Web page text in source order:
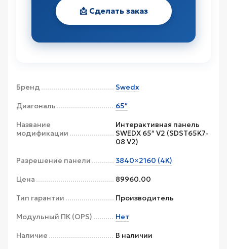
📩 Сделать заказ
Бренд Swedx
Диагональ 65″
Название
модификации
Интерактивная панель
SWEDX 65″ V2 (SDST65K7-
08 V2)
Разрешение панели 3840×2160 (4K)
Цена 89960.00
Тип гарантии Производитель
Модульный ПК (OPS) Нет
Наличие В наличии